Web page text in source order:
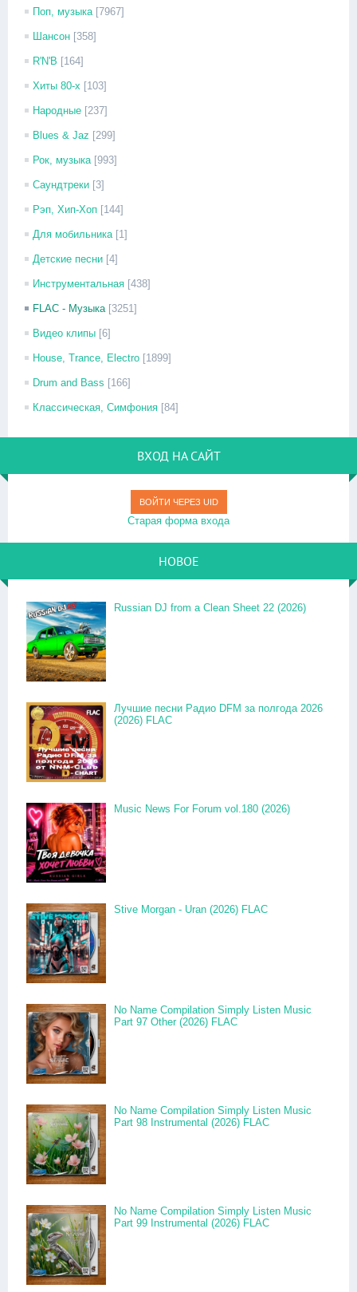
Поп, музыка [7967]
Шансон [358]
R'N'B [164]
Хиты 80-х [103]
Народные [237]
Blues & Jaz [299]
Рок, музыка [993]
Саундтреки [3]
Рэп, Хип-Хоп [144]
Для мобильника [1]
Детские песни [4]
Инструментальная [438]
FLAC - Музыка [3251]
Видео клипы [6]
House, Trance, Electro [1899]
Drum and Bass [166]
Классическая, Симфония [84]
ВХОД НА САЙТ
ВОЙТИ ЧЕРЕЗ UID
Старая форма входа
НОВОЕ
Russian DJ from a Clean Sheet 22 (2026)
Лучшие песни Радио DFM за полгода 2026
(2026) FLAC
Music News For Forum vol.180 (2026)
Stive Morgan - Uran (2026) FLAC
No Name Compilation Simply Listen Music
Part 97 Other (2026) FLAC
No Name Compilation Simply Listen Music
Part 98 Instrumental (2026) FLAC
No Name Compilation Simply Listen Music
Part 99 Instrumental (2026) FLAC